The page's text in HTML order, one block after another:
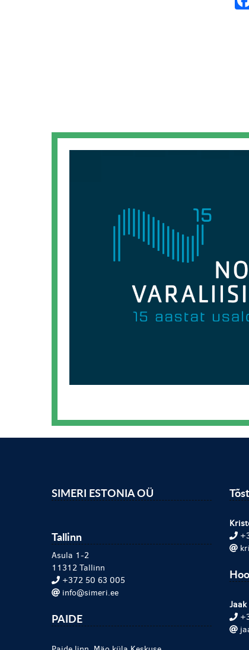
SIMERI ESTONIA OÜ
Tallinn
Asula 1-2
11312 Tallinn
+372 50 63 005
info@simeri.ee
PAIDE